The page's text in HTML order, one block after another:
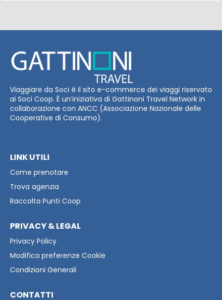
Viaggiare da Soci è il sito e-commerce dei viaggi riservato
ai Soci Coop. È un’iniziativa di Gattinoni Travel Network in
collaborazione con ANCC (Associazione Nazionale delle
Cooperative di Consumo).
LINK UTILI
Come prenotare
Trova agenzia
Raccolta Punti Coop
PRIVACY & LEGAL
Privacy Policy
Modifica preferenze Cookie
Condizioni Generali
CONTATTI